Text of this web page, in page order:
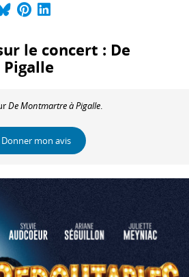
le concert : De
De Montmartre à Pigalle.
Donner mon avis